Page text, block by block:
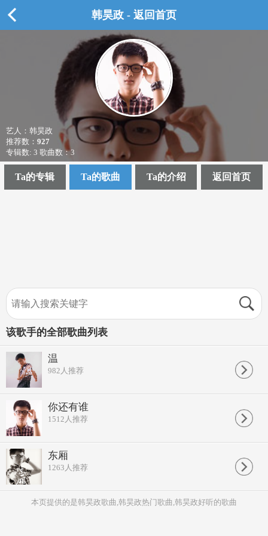
韩昊政 - 返回首页
艺人：韩昊政
推荐数： 927
专辑数: 3 歌曲数：3
Ta的专辑 Ta的歌曲 Ta的介绍 返回首页
该歌手的全部歌曲列表
温
982 人推荐
你还有谁
1512 人推荐
东厢
1263 人推荐
本页提供的是韩昊政歌曲,韩昊政热门歌曲,韩昊政好听的歌曲